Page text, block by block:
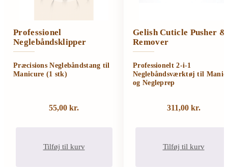
Professionel
Neglebåndsklipper
Præcisions Neglebåndstang til
Manicure (1 stk)
55,00 kr.
Tilføj til kurv
Gelish Cuticle Pusher &
Remover
Professionelt 2-i-1
Neglebåndsværktøj til
og Negleprep
311,00 kr.
Tilføj til kurv